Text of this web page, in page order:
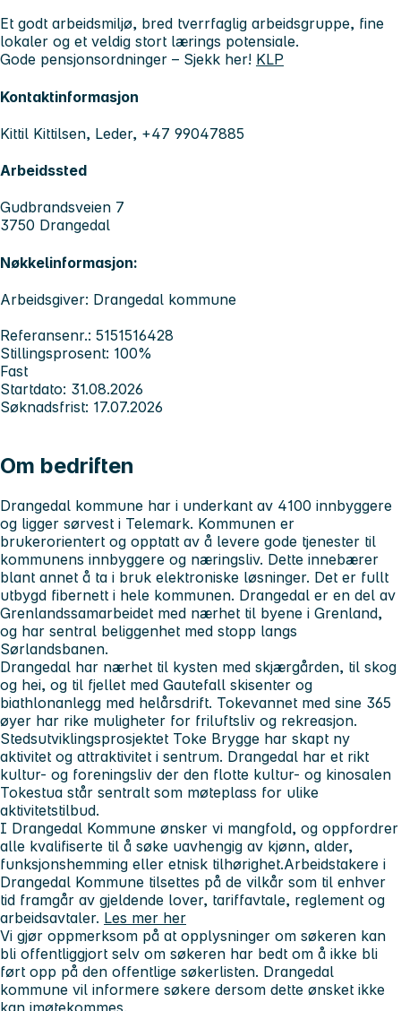
Et godt arbeidsmiljø, bred tverrfaglig arbeidsgruppe, fine
lokaler og et veldig stort lærings potensiale.
Gode pensjonsordninger – Sjekk her! KLP
Kontaktinformasjon
Kittil Kittilsen, Leder, +47 99047885
Arbeidssted
Gudbrandsveien 7
3750 Drangedal
Nøkkelinformasjon:
Arbeidsgiver: Drangedal kommune
Referansenr.: 5151516428
Stillingsprosent: 100%
Fast
Startdato: 31.08.2026
Søknadsfrist: 17.07.2026
Om bedriften
Drangedal kommune har i underkant av 4100 innbyggere
og ligger sørvest i Telemark. Kommunen er
brukerorientert og opptatt av å levere gode tjenester til
kommunens innbyggere og næringsliv. Dette innebærer
blant annet å ta i bruk elektroniske løsninger. Det er fullt
utbygd fibernett i hele kommunen. Drangedal er en del av
Grenlandssamarbeidet med nærhet til byene i Grenland,
og har sentral beliggenhet med stopp langs
Sørlandsbanen.
Drangedal har nærhet til kysten med skjærgården, til skog
og hei, og til fjellet med Gautefall skisenter og
biathlonanlegg med helårsdrift. Tokevannet med sine 365
øyer har rike muligheter for friluftsliv og rekreasjon.
Stedsutviklingsprosjektet Toke Brygge har skapt ny
aktivitet og attraktivitet i sentrum. Drangedal har et rikt
kultur- og foreningsliv der den flotte kultur- og kinosalen
Tokestua står sentralt som møteplass for ulike
aktivitetstilbud.
I Drangedal Kommune ønsker vi mangfold, og oppfordrer
alle kvalifiserte til å søke uavhengig av kjønn, alder,
funksjonshemming eller etnisk tilhørighet.Arbeidstakere i
Drangedal Kommune tilsettes på de vilkår som til enhver
tid framgår av gjeldende lover, tariffavtale, reglement og
arbeidsavtaler. Les mer her
Vi gjør oppmerksom på at opplysninger om søkeren kan
bli offentliggjort selv om søkeren har bedt om å ikke bli
ført opp på den offentlige søkerlisten. Drangedal
kommune vil informere søkere dersom dette ønsket ikke
kan imøtekommes.